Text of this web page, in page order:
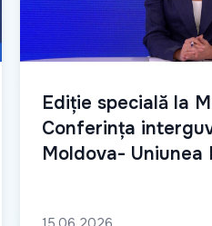
Ediție specială la
Conferința
Moldova- Uniunea